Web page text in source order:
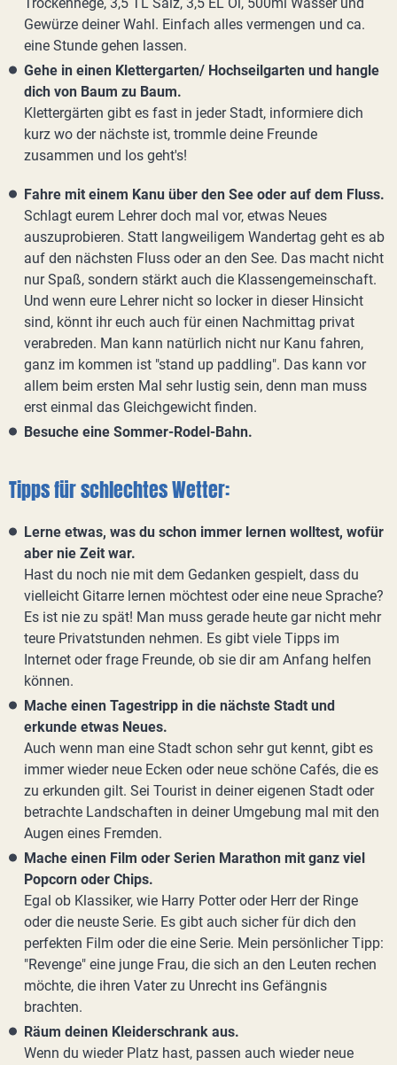
Gewürze deiner Wahl. Einfach alles vermengen und ca.
eine Stunde gehen lassen.
Gehe in einen Klettergarten/ Hochseilgarten und hangle
dich von Baum zu Baum.
Klettergärten gibt es fast in jeder Stadt, informiere dich
kurz wo der nächste ist, trommle deine Freunde
zusammen und los geht's!
Fahre mit einem Kanu über den See oder auf dem Fluss.
Schlagt eurem Lehrer doch mal vor, etwas Neues
auszuprobieren. Statt langweiligem Wandertag geht es ab
auf den nächsten Fluss oder an den See. Das macht nicht
nur Spaß, sondern stärkt auch die Klassengemeinschaft.
Und wenn eure Lehrer nicht so locker in dieser Hinsicht
sind, könnt ihr euch auch für einen Nachmittag privat
verabreden. Man kann natürlich nicht nur Kanu fahren,
ganz im kommen ist "stand up paddling". Das kann vor
allem beim ersten Mal sehr lustig sein, denn man muss
erst einmal das Gleichgewicht finden.
Besuche eine Sommer-Rodel-Bahn.
Tipps für schlechtes Wetter:
Lerne etwas, was du schon immer lernen wolltest, wofür
aber nie Zeit war.
Hast du noch nie mit dem Gedanken gespielt, dass du
vielleicht Gitarre lernen möchtest oder eine neue Sprache?
Es ist nie zu spät! Man muss gerade heute gar nicht mehr
teure Privatstunden nehmen. Es gibt viele Tipps im
Internet oder frage Freunde, ob sie dir am Anfang helfen
können.
Mache einen Tagestripp in die nächste Stadt und
erkunde etwas Neues.
Auch wenn man eine Stadt schon sehr gut kennt, gibt es
immer wieder neue Ecken oder neue schöne Cafés, die es
zu erkunden gilt. Sei Tourist in deiner eigenen Stadt oder
betrachte Landschaften in deiner Umgebung mal mit den
Augen eines Fremden.
Mache einen Film oder Serien Marathon mit ganz viel
Popcorn oder Chips.
Egal ob Klassiker, wie Harry Potter oder Herr der Ringe
oder die neuste Serie. Es gibt auch sicher für dich den
perfekten Film oder die eine Serie. Mein persönlicher Tipp:
"Revenge" eine junge Frau, die sich an den Leuten rechen
möchte, die ihren Vater zu Unrecht ins Gefängnis
brachten.
Räum deinen Kleiderschrank aus.
Wenn du wieder Platz hast, passen auch wieder neue